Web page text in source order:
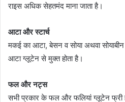
राइस अधिक सेहतमंद माना जाता है।
आटा और स्टार्च
मकई का आटा, बेसन व सोया अथवा
आटा ग्लूटेन से मुक्त होता है।
फल और नट्स
सभी प्रकार के फल और फलियां ग्लूटेन